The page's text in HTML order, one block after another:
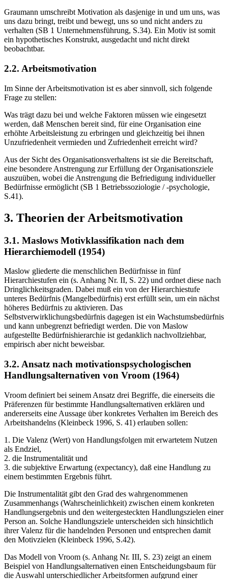
Graumann umschreibt Motivation als dasjenige in und um uns, was
uns dazu bringt, treibt und bewegt, uns so und nicht anders zu
verhalten (SB 1 Unternehmensführung, S.34). Ein Motiv ist somit
ein hypothetisches Konstrukt, ausgedacht und nicht direkt
beobachtbar.
2.2. Arbeitsmotivation
Im Sinne der Arbeitsmotivation ist es aber sinnvoll, sich folgende
Frage zu stellen:
Was trägt dazu bei und welche Faktoren müssen wie eingesetzt
werden, daß Menschen bereit sind, für eine Organisation eine
erhöhte Arbeitsleistung zu erbringen und gleichzeitig bei ihnen
Unzufriedenheit vermieden und Zufriedenheit erreicht wird?
Aus der Sicht des Organisationsverhaltens ist sie die Bereitschaft,
eine besondere Anstrengung zur Erfüllung der Organisationsziele
auszuüben, wobei die Anstrengung die Befriedigung individueller
Bedürfnisse ermöglicht (SB 1 Betriebssoziologie / -psychologie,
S.41).
3. Theorien der Arbeitsmotivation
3.1. Maslows Motivklassifikation nach dem
Hierarchiemodell (1954)
Maslow gliederte die menschlichen Bedürfnisse in fünf
Hierarchiestufen ein (s. Anhang Nr. II, S. 22) und ordnet diese nach
Dringlichkeitsgraden. Dabei muß ein von der Hierarchiestufe
unteres Bedürfnis (Mangelbedürfnis) erst erfüllt sein, um ein nächst
höheres Bedürfnis zu aktivieren. Das
Selbstverwirklichungsbedürfnis dagegen ist ein Wachstumsbedürfnis
und kann unbegrenzt befriedigt werden. Die von Maslow
aufgestellte Bedürfnishierarchie ist gedanklich nachvollziehbar,
empirisch aber nicht beweisbar.
3.2. Ansatz nach motivationspsychologischen
Handlungsalternativen von Vroom (1964)
Vroom definiert bei seinem Ansatz drei Begriffe, die einerseits die
Präferenzen für bestimmte Handlungsalternativen erklären und
andererseits eine Aussage über konkretes Verhalten im Bereich des
Arbeitshandelns (Kleinbeck 1996, S. 41) erlauben sollen:
1. Die Valenz (Wert) von Handlungsfolgen mit erwartetem Nutzen
als Endziel,
2. die Instrumentalität und
3. die subjektive Erwartung (expectancy), daß eine Handlung zu
einem bestimmten Ergebnis führt.
Die Instrumentalität gibt den Grad des wahrgenommenen
Zusammenhangs (Wahrscheinlichkeit) zwischen einem konkreten
Handlungsergebnis und den weitergesteckten Handlungszielen einer
Person an. Solche Handlungsziele unterscheiden sich hinsichtlich
ihrer Valenz für die handelnden Personen und entsprechen damit
den Motivzielen (Kleinbeck 1996, S.42).
Das Modell von Vroom (s. Anhang Nr. III, S. 23) zeigt an einem
Beispiel von Handlungsalternativen einen Entscheidungsbaum für
die Auswahl unterschiedlicher Arbeitsformen aufgrund einer